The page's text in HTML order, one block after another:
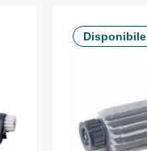
Disponibile